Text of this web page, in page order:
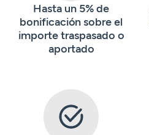
Hasta un 5% de
bonificación sobre el
importe traspasado o
aportado